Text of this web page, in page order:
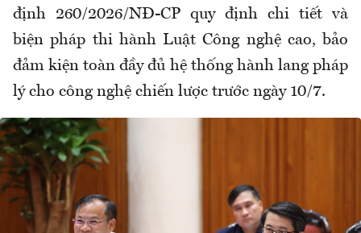
định 260/2026/NĐ-CP quy định chi tiết và
biện pháp thi hành Luật Công nghệ cao, bảo
đảm kiện toàn đầy đủ hệ thống hành lang pháp
lý cho công nghệ chiến lược trước ngày 10/7.